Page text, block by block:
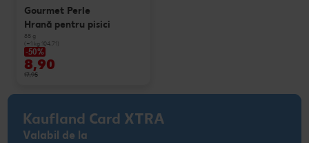
Gourmet Perle
Hrană pentru pisici
85 g
(=1 kg 104.71)
-50%
8,90
17,95
Kaufland Card XTRA
Valabil de la